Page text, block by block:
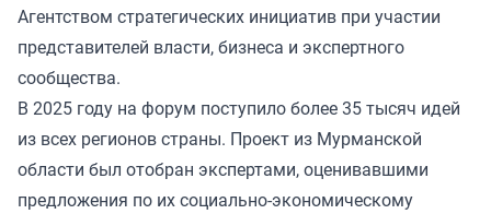
Агентством стратегических инициатив при участии
представителей власти, бизнеса и экспертного
сообщества.
В 2025 году на форум поступило более 35 тысяч идей
из всех регионов страны. Проект из Мурманской
области был отобран экспертами, оценивавшими
предложения по их социально-экономическому